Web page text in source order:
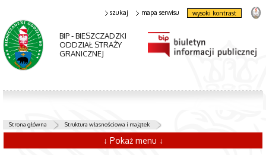
BIP - BIESZCZADZKI
ODDZIAŁ STRAŻY
GRANICZNEJ
szukaj mapa serwisu wysoki kontrast
Strona główna Struktura własnościowa i majątek
↓ Pokaż menu ↓